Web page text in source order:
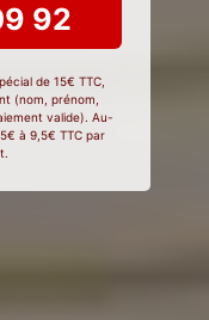
92
de 15€ TTC,
(nom, prénom,
valide). Au-
à 9,5€ TTC par